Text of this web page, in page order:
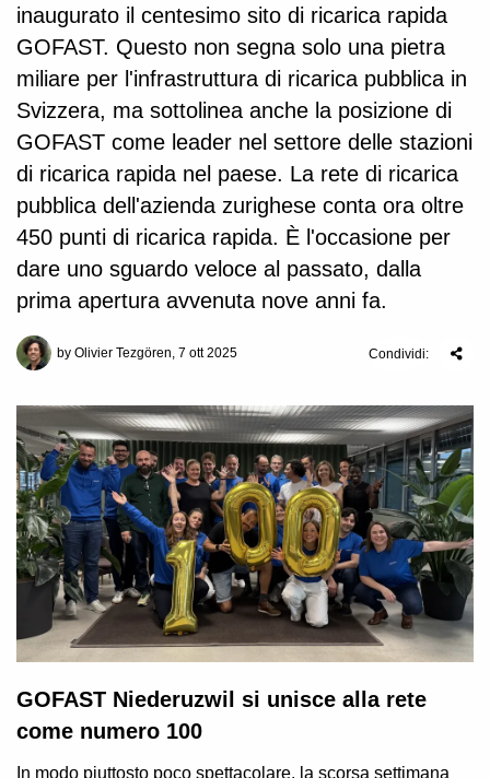
inaugurato il centesimo sito di ricarica rapida
GOFAST. Questo non segna solo una pietra
miliare per l'infrastruttura di ricarica pubblica in
Svizzera, ma sottolinea anche la posizione di
GOFAST come leader nel settore delle stazioni
di ricarica rapida nel paese. La rete di ricarica
pubblica dell'azienda zurighese conta ora oltre
450 punti di ricarica rapida. È l'occasione per
dare uno sguardo veloce al passato, dalla
prima apertura avvenuta nove anni fa.
by Olivier Tezgören, 7 ott 2025 Condividi:
GOFAST Niederuzwil si unisce alla rete
come numero 100
In modo piuttosto poco spettacolare, la scorsa settimana